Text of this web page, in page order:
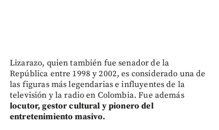
Lizarazo, quien también fue senador de la
República entre 1998 y 2002, es considerado una de
las figuras más legendarias e influyentes de la
televisión y la radio en Colombia. Fue además
locutor, gestor cultural y pionero del
entretenimiento masivo.